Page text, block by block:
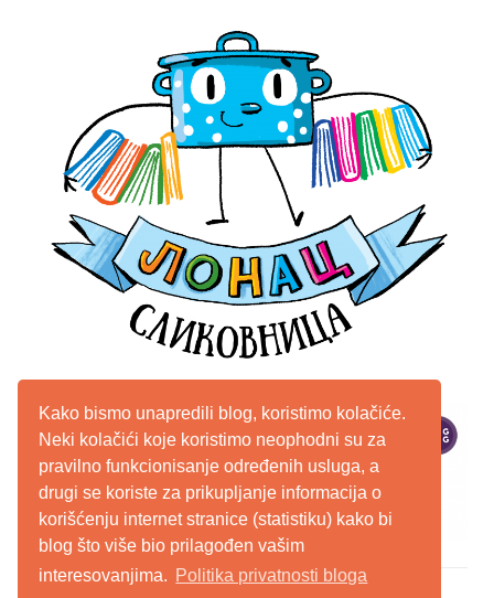
Kako bismo unapredili blog, koristimo kolačiće.
Neki kolačići koje koristimo neophodni su za
pravilno funkcionisanje određenih usluga, a
drugi se koriste za prikupljanje informacija o
korišćenju internet stranice (statistiku) kako bi
blog što više bio prilagođen vašim
interesovanjima. Politika privatnosti bloga